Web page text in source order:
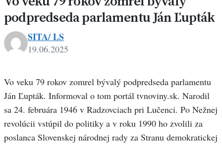
podpredseda parlamentu Ján Ľupták
SITA/ LS
19.06.2025
Vo veku 79 rokov zomrel bývalý podpredseda parlamentu
Ján Ľupták. Informoval o tom portál tvnoviny.sk. Narodil
sa 24. februára 1946 v Radzovciach pri Lučenci. Po Nežnej
revolúcii vstúpil do politiky a v roku 1990 ho zvolili za
poslanca Slovenskej národnej rady za Stranu demokratickej